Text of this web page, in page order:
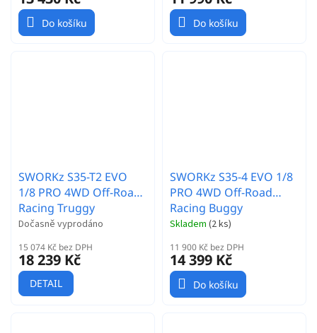
Do košíku Do košíku
SWORKz S35-T2 EVO
1/8 PRO 4WD Off-Road
Racing Truggy
stavebnice
Dočasně vyprodáno
15 074 Kč bez DPH
18 239 Kč
DETAIL
SWORKz S35-4 EVO 1/8
PRO 4WD Off-Road
Racing Buggy
stavebnice
Skladem (2 ks)
11 900 Kč bez DPH
14 399 Kč
Do košíku